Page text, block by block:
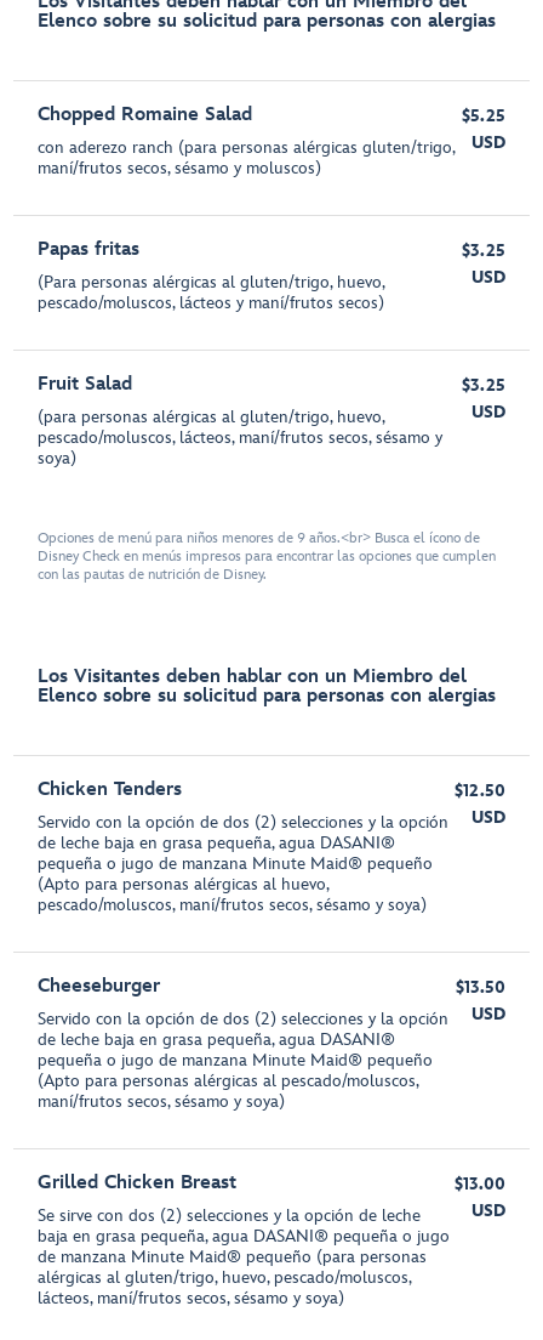
Elenco sobre su solicitud para personas con alergias
Chopped Romaine Salad
con aderezo ranch (para personas alérgicas gluten/trigo,
maní/frutos secos, sésamo y moluscos)
$5.25
USD
Papas fritas
(Para personas alérgicas al gluten/trigo, huevo,
pescado/moluscos, lácteos y maní/frutos secos)
$3.25
USD
Fruit Salad
(para personas alérgicas al gluten/trigo, huevo,
pescado/moluscos, lácteos, maní/frutos secos, sésamo y
soya)
$3.25
USD
Opciones de menú para niños menores de 9 años.<br> Busca el ícono de
Disney Check en menús impresos para encontrar las opciones que cumplen
con las pautas de nutrición de Disney.
Los Visitantes deben hablar con un Miembro del
Elenco sobre su solicitud para personas con alergias
Chicken Tenders
Servido con la opción de dos (2) selecciones y la opción
de leche baja en grasa pequeña, agua DASANI®
pequeña o jugo de manzana Minute Maid® pequeño
(Apto para personas alérgicas al huevo,
pescado/moluscos, maní/frutos secos, sésamo y soya)
$12.50
USD
Cheeseburger
Servido con la opción de dos (2) selecciones y la opción
de leche baja en grasa pequeña, agua DASANI®
pequeña o jugo de manzana Minute Maid® pequeño
(Apto para personas alérgicas al pescado/moluscos,
maní/frutos secos, sésamo y soya)
$13.50
USD
Grilled Chicken Breast
Se sirve con dos (2) selecciones y la opción de leche
baja en grasa pequeña, agua DASANI® pequeña o jugo
de manzana Minute Maid® pequeño (para personas
alérgicas al gluten/trigo, huevo, pescado/moluscos,
lácteos, maní/frutos secos, sésamo y soya)
$13.00
USD